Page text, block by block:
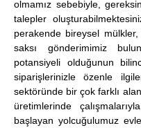
olmamız sebebiyle,
talepler
perakende bireysel
saksı gönderimimiz
potansiyeli olduğunun
siparişlerinizle özenle
sektöründe bir çok farklı
üretimlerinde
başlayan yolcuğulumuz